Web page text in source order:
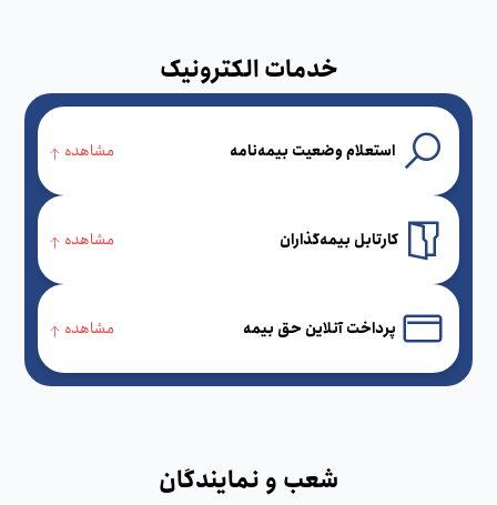
خدمات الکترونیک
استعلام وضعیت بیمه‌نامه مشاهده
کارتابل بیمه‌گذاران مشاهده
پرداخت آنلاین حق بیمه مشاهده
شعب و نمایندگان